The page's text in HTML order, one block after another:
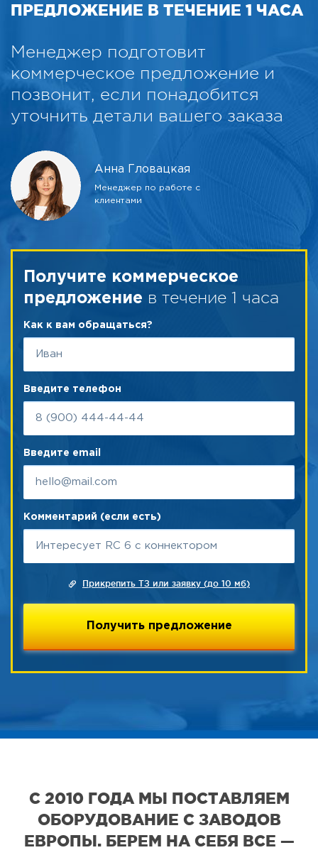
ПРЕДЛОЖЕНИЕ В ТЕЧЕНИЕ 1 ЧАСА
Менеджер подготовит
коммерческое предложение и
позвонит, если понадобится
уточнить детали вашего заказа
Анна Гловацкая
Менеджер по работе с
клиентами
Получите коммерческое
предложение в течение 1 часа
Как к вам обращаться?
Введите телефон
Введите email
Комментарий (если есть)
Прикрепить ТЗ или заявку (до 10 мб)
С 2010 ГОДА МЫ ПОСТАВЛЯЕМ
ОБОРУДОВАНИЕ С ЗАВОДОВ
ЕВРОПЫ. БЕРЕМ НА СЕБЯ ВСЕ —